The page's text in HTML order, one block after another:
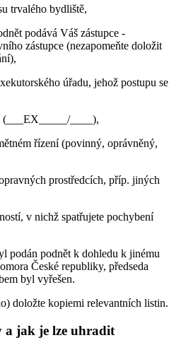
trvalého bydliště,
podává Váš zástupce -
zástupce (nezapomeňte doložit
úřadu, jehož postupu se
____),
řízení (povinný, oprávněný,
prostředcích, příp. jiných
v nichž spatřujete pochybení
podán podnět k dohledu k jinému
České republiky, předseda
byl vyřešen.
doložte kopiemi relevantních listin.
a jak je lze uhradit